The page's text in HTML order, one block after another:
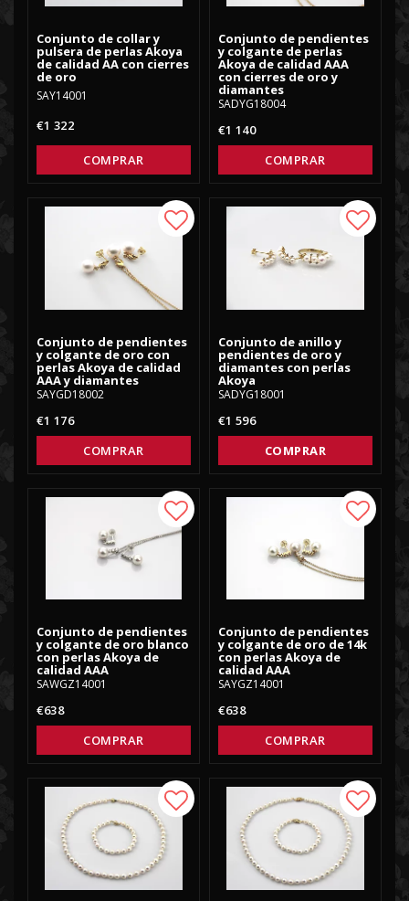
Conjunto de collar y
pulsera de perlas Akoya
de calidad AA con cierres
de oro
SAY14001
€1 322
COMPRAR
Conjunto de pendientes
y colgante de perlas
Akoya de calidad AAA
con cierres de oro y
diamantes
SADYG18004
€1 140
COMPRAR
Add to list of favorites
Conjunto de pendientes
y colgante de oro con
perlas Akoya de calidad
AAA y diamantes
SAYGD18002
€1 176
COMPRAR
Conjunto de anillo y
pendientes de oro y
diamantes con perlas
Akoya
SADYG18001
€1 596
COMPRAR
Add to list of favorites
Conjunto de pendientes
y colgante de oro blanco
con perlas Akoya de
calidad AAA
SAWGZ14001
€638
COMPRAR
Conjunto de pendientes
y colgante de oro de 14k
con perlas Akoya de
calidad AAA
SAYGZ14001
€638
COMPRAR
Add to list of favorites
Add